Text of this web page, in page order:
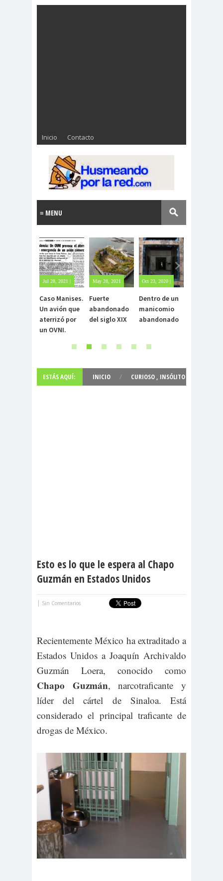
Inicio Contacto
Jul 28, 2021 |
comentarios
Caso Manises.
Un avión que
aterrizó por
un OVNI.
May 28, 2021
comentarios
Fuerte
abandonado
del siglo XIX
Oct 23, 2020 |
comentarios
Dentro de un
manicomio
abandonado
ESTÁS AQUÍ: INICIO / CURIOSO , INSÓLITO
Esto es lo que le espera al Chapo
Guzmán en Estados Unidos
| Sin Comentarios
Recientemente México ha extraditado a
Estados Unidos a Joaquín Archivaldo
Guzmán Loera, conocido como
Chapo Guzmán, narcotraficante y
líder del cártel de Sinaloa. Está
considerado el principal traficante de
drogas de México.